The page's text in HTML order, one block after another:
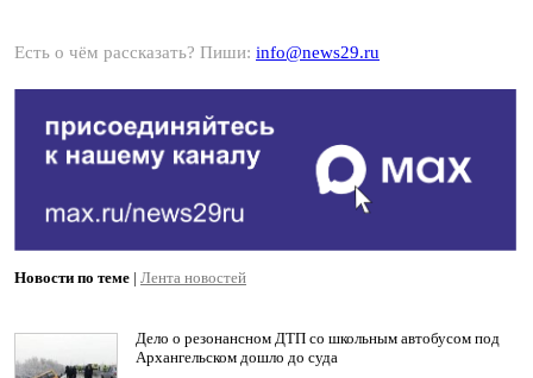
Есть о чём рассказать? Пиши: info@news29.ru
Новости по теме | Лента новостей
Дело о резонансном ДТП со школьным автобусом под
Архангельском дошло до суда